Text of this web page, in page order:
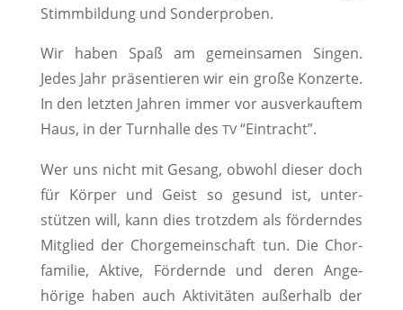
Stimm­bil­dung und Sonderproben.
Wir haben Spaß am gemein­samen Sin­gen.
Jedes Jahr präsen­tieren wir ein große Konz­erte.
In den let­zten Jahren immer vor ausverkauftem
Haus, in der Turn­halle des TV“Ein­tra­cht”.
Wer uns nicht mit Gesang, obwohl dieser doch
für Kör­p­er und Geist so gesund ist, unter­
stützen will, kann dies trotz­dem als fördern­des
Mit­glied der Chorge­mein­schaft tun. Die Chor­
fam­i­lie, Aktive, Fördernde und deren Ange­
hörige haben auch Aktiv­itäten außer­halb der